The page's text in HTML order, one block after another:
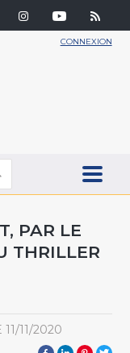
CONNEXION
PAR LE
THRILLER
11/11/2020